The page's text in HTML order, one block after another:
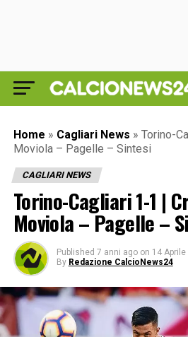
Home » Cagliari News » Torino-
Moviola – Pagelle – Sintesi
CAGLIARI NEWS
Torino-Cagliari 1-1 |
Moviola – Pagelle –
Published 7 anni ago on 14 Aprile
By Redazione CalcioNews24